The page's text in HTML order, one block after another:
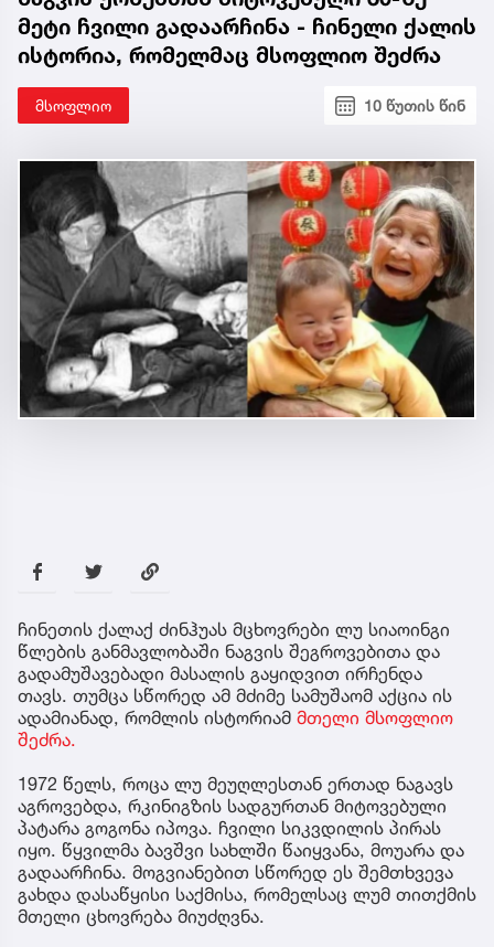
მეტი ჩვილი გადაარჩინა - ჩინელი ქალის
ისტორია, რომელმაც მსოფლიო შეძრა
მსოფლიო 10 წუთის წინ
ჩინეთის ქალაქ ძინჰუას მცხოვრები ლუ სიაოინგი
წლების განმავლობაში ნაგვის შეგროვებითა და
გადამუშავებადი მასალის გაყიდვით ირჩენდა
თავს. თუმცა სწორედ ამ მძიმე სამუშაომ აქცია ის
ადამიანად, რომლის ისტორიამ მთელი მსოფლიო
შეძრა.
1972 წელს, როცა ლუ მეუღლესთან ერთად ნაგავს
აგროვებდა, რკინიგზის სადგურთან მიტოვებული
პატარა გოგონა იპოვა. ჩვილი სიკვდილის პირას
იყო. წყვილმა ბავშვი სახლში წაიყვანა, მოუარა და
გადაარჩინა. მოგვიანებით სწორედ ეს შემთხვევა
გახდა დასაწყისი საქმისა, რომელსაც ლუმ თითქმის
მთელი ცხოვრება მიუძღვნა.